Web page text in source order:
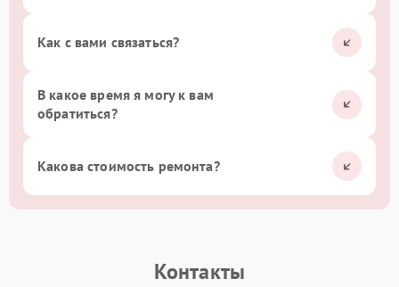
Как с вами связаться?
В какое время я могу к вам
обратиться?
Какова стоимость ремонта?
Контакты